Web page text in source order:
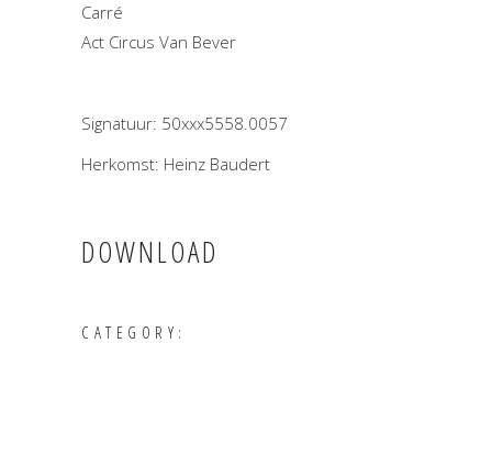
Carré
Act Circus Van Bever
Signatuur: 50xxx5558.0057
Herkomst: Heinz Baudert
DOWNLOAD
CATEGORY: